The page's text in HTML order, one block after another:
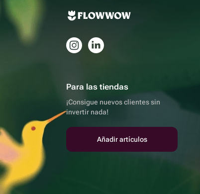
Para las tiendas
¡Consigue nuevos clientes sin
invertir nada!
Añadir artículos